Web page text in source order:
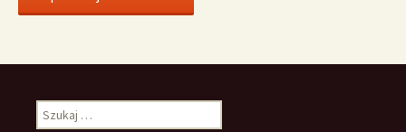
Szukaj: